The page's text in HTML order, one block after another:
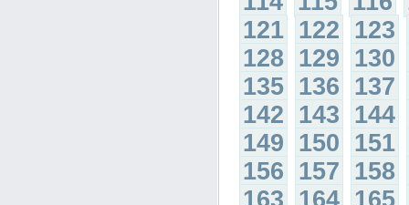
121 122 123
128 129 130
135 136 137
142 143 144
149 150 151
156 157 158
163 164 165